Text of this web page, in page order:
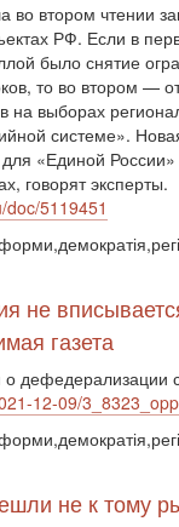
во втором чтении
РФ. Если в
было снятие
то во втором —
на выборах
системе».
«Единой
говорят эксперты.
5119451
не
газета
о
12-09/
не к тому